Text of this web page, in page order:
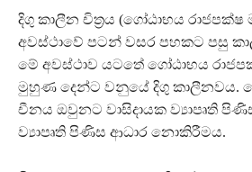
දිගු කාලීන චිත‍්‍රය (ගෝඨාභය
අවස්ථාවේ පටන් වසර පහකට පසු
මේ අවස්ථාව යටතේ ගෝඨාභය
මුහුණ දෙන්ට වනුයේ දිගු කාලීනවය.
චීනය ඔවුනට වාසිදායක ව්‍යාපෘති
ව්‍යාපෘති පිණිස ආධාර නොකිරීමය.